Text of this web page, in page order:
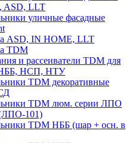
ASD, LLT
уличные фасадные
ASD, IN HOME, LLT
TDM
и рассеиватели TDM для
НСП, НТУ
TDM декоративные
TDM люм. серии ЛПО
101)
TDM НББ (шар + осн. в